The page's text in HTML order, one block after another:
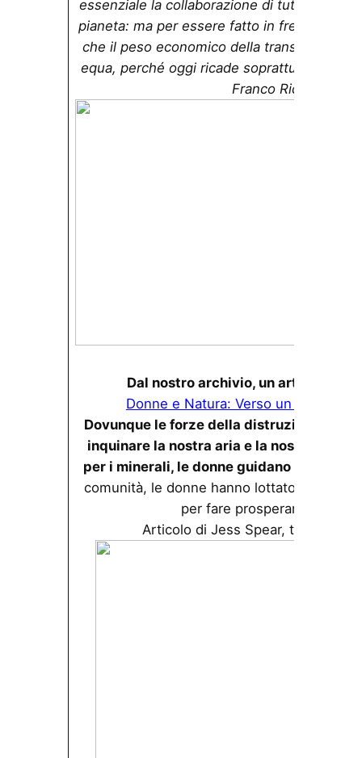
essenziale la collaborazione di tutti, dal
pianeta: ma per essere fatto in fretta e con
che il peso economico della transizione
equa, perché oggi ricade soprattutto sui
Franco Ricciardiello
Dal nostro archivio, un articolo
Donne e Natura: Verso un
Dovunque le forze della distruzione
inquinare la nostra aria e la nostra
per i minerali, le donne guidano la
comunità, le donne hanno lottato per
per fare prosperare le loro
Articolo di Jess Spear, tradotto